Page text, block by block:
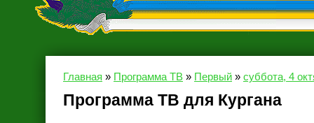
Главная » Программа ТВ » Первый » суббота, 4
Программа ТВ для Кургана